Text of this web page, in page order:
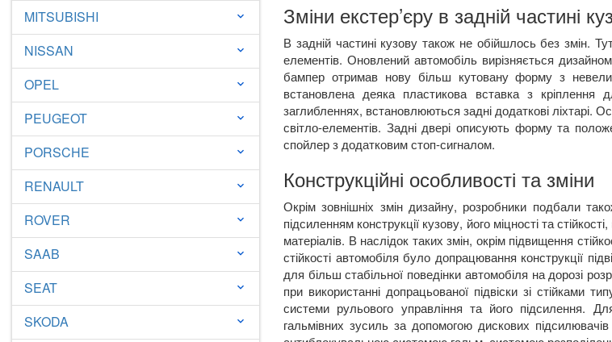
MITSUBISHI keyboard_arrow_down
NISSAN keyboard_arrow_down
OPEL keyboard_arrow_down
PEUGEOT keyboard_arrow_down
PORSCHE keyboard_arrow_down
RENAULT keyboard_arrow_down
ROVER keyboard_arrow_down
SAAB keyboard_arrow_down
SEAT keyboard_arrow_down
SKODA keyboard_arrow_down
Зміни екстер’єру в задній частині
В задній частині кузову також не обійшлось без змін.
елементів. Оновлений автомобіль вирізняється
бампер отримав нову більш кутовану форму з
встановлена деяка пластикова вставка з
заглибленнях, встановлюються задні додаткові ліхтарі.
світло-елементів. Задні двері описують форму та
спойлер з додатковим стоп-сигналом.
Конструкційні особливості та зміни
Окрім зовнішніх змін дизайну, розробники подбали
підсиленням конструкції кузову, його міцності та
матеріалів. В наслідок таких змін, окрім підвищення
стійкості автомобіля було допрацювання конструкції
для більш стабільної поведінки автомобіля на дорозі
при використанні допрацьованої підвіски зі стійками
системи рульового управління та його підсилення.
гальмівних зусиль за допомогою дискових